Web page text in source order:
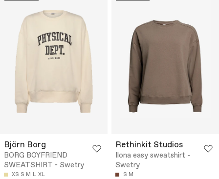
Björn Borg
BORG BOYFRIEND
SWEATSHIRT - Swetry
XS S M L XL
Rethinkit Studios
Ilona easy sweatshirt -
Swetry
S M